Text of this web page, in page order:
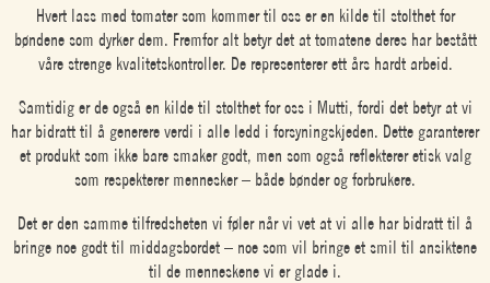
Hvert lass med tomater som kommer til oss er en kilde til stolthet for
bøndene som dyrker dem. Fremfor alt betyr det at tomatene deres har bestått
våre strenge kvalitetskontroller. De representerer ett års hardt arbeid.
Samtidig er de også en kilde til stolthet for oss i Mutti, fordi det betyr at vi
har bidratt til å generere verdi i alle ledd i forsyningskjeden. Dette garanterer
et produkt som ikke bare smaker godt, men som også reflekterer etisk valg
som respekterer mennesker – både bønder og forbrukere.
Det er den samme tilfredsheten vi føler når vi vet at vi alle har bidratt til å
bringe noe godt til middagsbordet – noe som vil bringe et smil til ansiktene
til de menneskene vi er glade i.